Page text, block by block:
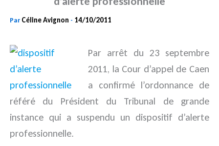
Par Céline Avignon - 14/10/2011
Par arrêt du 23 septembre
2011, la Cour d’appel de Caen
a confirmé l’ordonnance de
référé du Président du Tribunal de grande
instance qui a suspendu un dispositif d’alerte
professionnelle.